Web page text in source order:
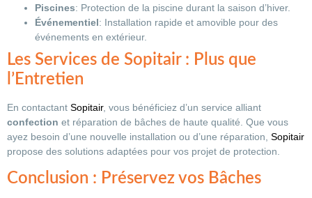
Piscines: Protection de la piscine durant la saison d’hiver.
Événementiel: Installation rapide et amovible pour des
événements en extérieur.
Les Services de Sopitair : Plus que
l’Entretien
En contactant Sopitair, vous bénéficiez d’un service alliant
confection et réparation de bâches de haute qualité. Que vous
ayez besoin d’une nouvelle installation ou d’une réparation, Sopitair
propose des solutions adaptées pour vos projet de protection.
Conclusion : Préservez vos Bâches